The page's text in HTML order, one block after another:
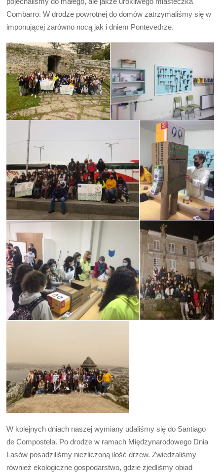
Combarro. W drodze powrotnej do domów zatrzymaliśmy się w
imponującej zarówno nocą jak i dniem Pontevedrze.
W kolejnych dniach naszej wymiany udaliśmy się do Santiago
de Compostela. Po drodze w ramach Międzynarodowego Dnia
Lasów posadziliśmy niezliczoną ilość drzew. Zwiedzaliśmy
również ekologiczne gospodarstwo, gdzie zjedliśmy obiad